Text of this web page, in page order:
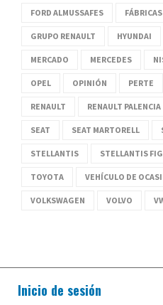
FORD ALMUSSAFES FÁBRICAS
GRUPO RENAULT HYUNDAI
MERCADO MERCEDES
OPEL OPINIÓN PERTE
RENAULT RENAULT PALENCIA
SEAT SEAT MARTORELL
STELLANTIS STELLANTIS
TOYOTA VEHÍCULO DE
VOLKSWAGEN VOLVO
Inicio de sesión